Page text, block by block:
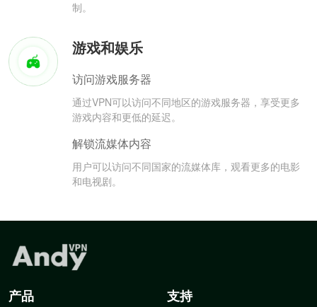
制。
游戏和娱乐
访问游戏服务器
通过VPN可以访问不同地区的游戏服务器，享受更多
游戏内容和更低的延迟。
解锁流媒体内容
用户可以访问不同国家的流媒体库，观看更多的电影
和电视剧。
产品 支持